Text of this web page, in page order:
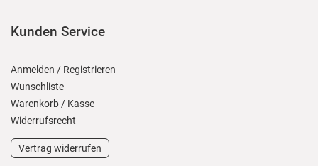
Kunden Service
Anmelden / Registrieren
Wunschliste
Warenkorb / Kasse
Widerrufs­recht
Vertrag widerrufen